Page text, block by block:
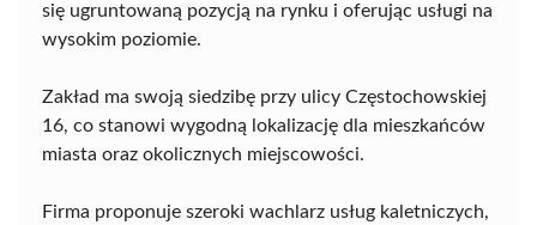
się ugruntowaną pozycją na rynku i oferując usługi na
wysokim poziomie.
Zakład ma swoją siedzibę przy ulicy Częstochowskiej
16, co stanowi wygodną lokalizację dla mieszkańców
miasta oraz okolicznych miejscowości.
Firma proponuje szeroki wachlarz usług kaletniczych,